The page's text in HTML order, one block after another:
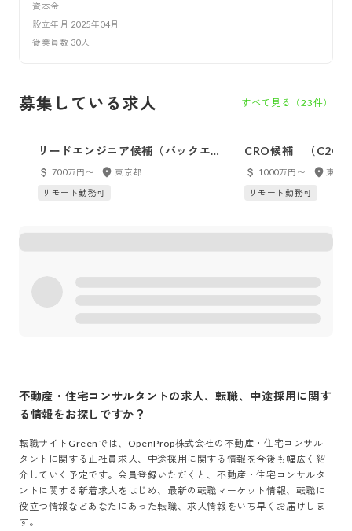
資本金
設立年月 2025年04月
従業員数 30人
募集している求人 すべて見る（23件）
リードエンジニア候補（バックエン
ド/フロントエンド）
700万円〜
東京都
リモート勤務可
CRO候補 （C2Cプ
事業事業統括責任者
1000万円〜
東京
リモート勤務可
不動産・住宅コンサルタントの求人、転職、中途採用に関す
る情報をお探しですか？
転職サイトGreenでは、 OpenProp株式会社の 不動産・住宅コンサル
タント に関する正社員求人、中途採用に関する情報を今後も幅広く紹
介していく予定です。会員登録いただくと、 不動産・住宅コンサルタ
ント に関する新着求人をはじめ、最新の転職マーケット情報、転職に
役立つ情報などあなたにあった転職、求人情報をいち早くお届けしま
す。